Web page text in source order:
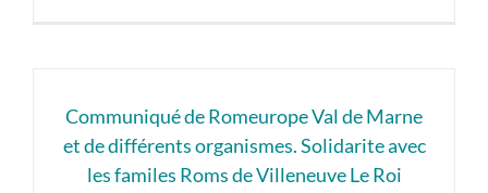
Communiqué de Romeurope Val de Marne
et de différents organismes. Solidarite avec
les familes Roms de Villeneuve Le Roi